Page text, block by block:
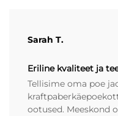
Sarah T.
Eriline kvaliteet ja
Tellisime oma poe
ootused. Meeskond